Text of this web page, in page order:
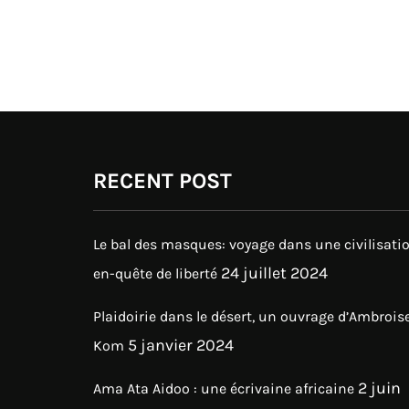
RECENT POST
Le bal des masques: voyage dans une
en-quête de liberté 24 juillet 2024
Plaidoirie dans le désert, un ouvrage
Kom 5 janvier 2024
Ama Ata Aidoo : une écrivaine africaine 2 juin